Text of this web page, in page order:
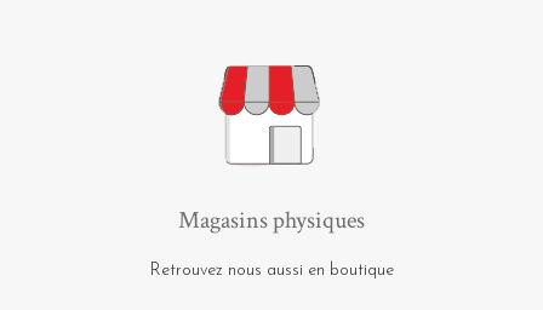
Magasins physiques
Retrouvez nous aussi en boutique